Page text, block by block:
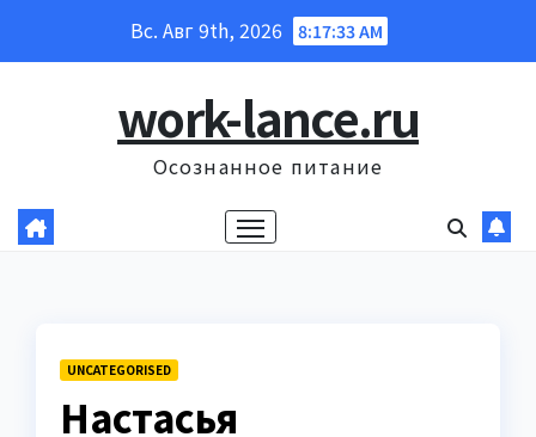
Вс. Авг 9th, 2026 8:17:34 AM
work-lance.ru
Осознанное питание
UNCATEGORISED
Настасья